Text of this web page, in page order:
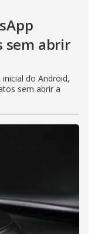
sem abrir
do Android,
sem abrir a